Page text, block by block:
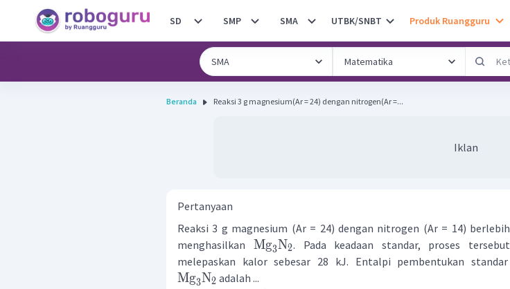
SD SMP SMA UTBK/SNBT Produk Ruangguru
Beranda Reaksi 3 g magnesium(Ar = 24) dengan nitrogen(Ar =...
Iklan
Pertanyaan
Reaksi 3 g magnesium (Ar = 24) dengan nitrogen (Ar = 14) berlebih
menghasilkan Mg3N2. Pada keadaan standar, proses tersebut
melepaskan kalor sebesar 28 kJ. Entalpi pembentukan standar
Mg3N2 adalah ...